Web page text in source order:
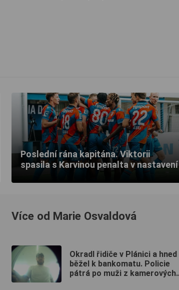
Poslední rána kapitána. Viktorii
spasila s Karvinou penalta v nastavení
Více od Marie Osvaldová
Okradl řidiče v Plánici a hned
běžel k bankomatu. Policie
pátrá po muži z kamerových